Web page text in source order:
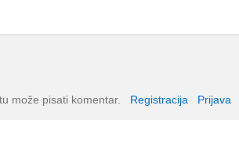
može pisati komentar. Registracija Prijava